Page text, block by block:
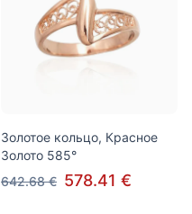
Золотое кольцо, Красное
Золото 585°
642.68 € 578.41 €